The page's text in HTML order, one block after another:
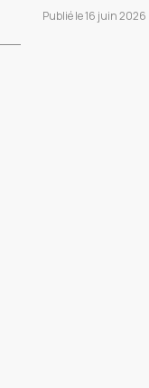
Publié le 16 juin 2026